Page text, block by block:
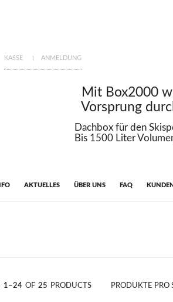
KASSE ANMELDUNG
Mit Box2000 weltweit
Vorsprung durch
Dachbox für den Skisport,
Bis 1500 Liter Volumen, bis
AKTUELLES ÜBER UNS FAQ
1–24 OF 25 PRODUCTS PRODUKTE PRO